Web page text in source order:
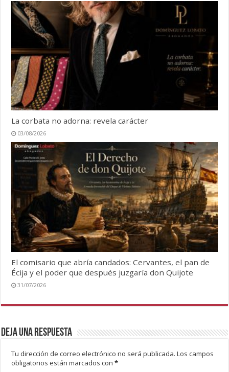
La corbata no adorna: revela carácter
03/08/2026
El comisario que abría candados: Cervantes, el pan de
Écija y el poder que después juzgaría don Quijote
31/07/2026
Deja una respuesta
Tu dirección de correo electrónico no será publicada. Los campos
obligatorios están marcados con*